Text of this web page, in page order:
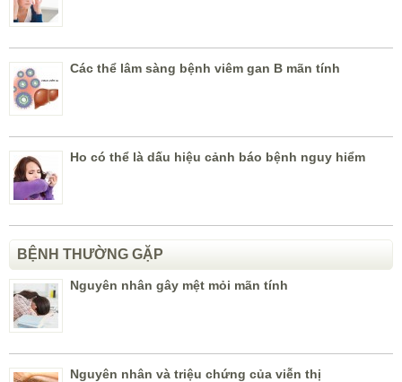
Các thể lâm sàng bệnh viêm gan B mãn tính
Ho có thể là dấu hiệu cảnh báo bệnh nguy hiểm
BỆNH THƯỜNG GẶP
Nguyên nhân gây mệt mỏi mãn tính
Nguyên nhân và triệu chứng của viễn thị